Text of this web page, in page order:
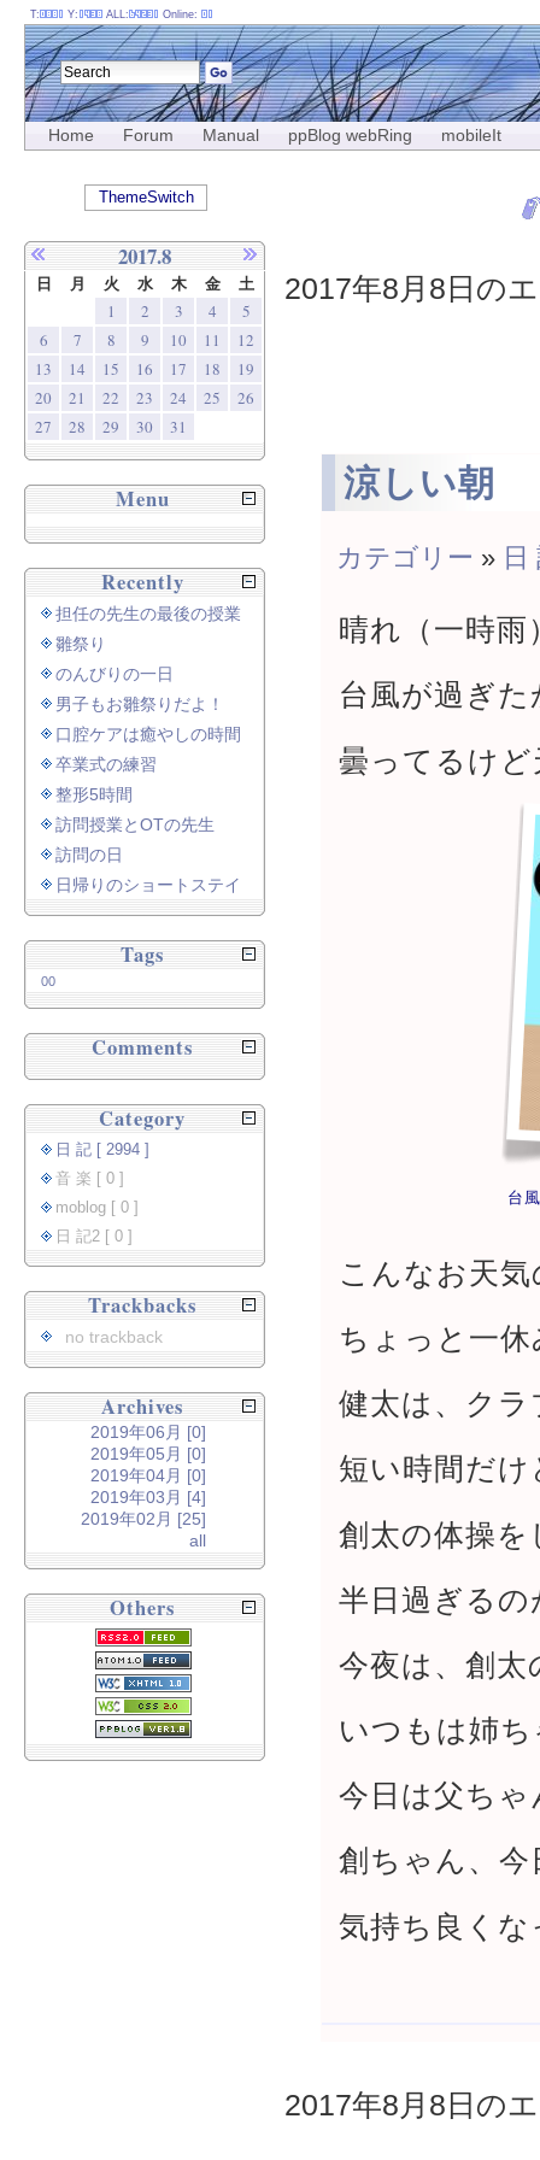
Home Forum Manual ppBlog webRing mobileIt
2017年8月8日の
涼しい朝
カテゴリー » 日
晴れ（一時雨
台風が過ぎ
曇ってるけ
台
こんなお天
ちょっと一
健太は、ク
短い時間だ
創太の体操
半日過ぎる
今夜は、創太
いつもは姉
今日は父ち
創ちゃん、
気持ち良く
2017年8月8日の
T: Y: ALL: Online:
ThemeSwitch
2017.8
日 月 火 水 木 金 土
1 2 3 4
5
6
7 8 9 10 11
12
13
14 15 16 17 18
19
20
21 22 23 24 25
26
27
28 29 30 31
Menu
Recently
担任の先生の最後の授業
雛祭り
のんびりの一日
男子もお雛祭りだよ！
口腔ケアは癒やしの時間
卒業式の練習
整形5時間
訪問授業とOTの先生
訪問の日
日帰りのショートステイ
Tags
00
Comments
Category
日 記 [ 2994 ]
音 楽 [ 0 ]
moblog [ 0 ]
日 記2 [ 0 ]
Trackbacks
no trackback
Archives
2019年06月 [0]
2019年05月 [0]
2019年04月 [0]
2019年03月 [4]
2019年02月 [25]
all
Others